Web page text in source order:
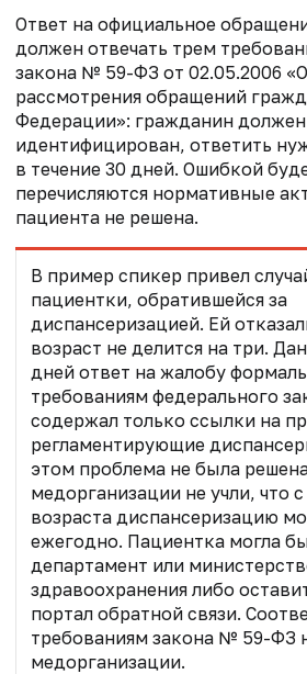
Ответ на официальное
должен отвечать трем
закона № 59-ФЗ от 02.05.2006
рассмотрения обращений
Федерации»: гражданин
идентифицирован, ответить
в течение 30 дней. Ошибкой
перечисляются нормативные
пациента не решена.
В пример спикер привел
пациентки, обратившейся за
диспансеризацией. Ей
возраст не делится на три.
дней ответ на жалобу
требованиям федерального
содержал только ссылки на
регламентирующие
этом проблема не была
медорганизации не учли, что
возраста диспансеризацию
ежегодно. Пациентка могла
департамент или
здравоохранения либо
портал обратной связи.
требованиям закона № 59-ФЗ
медорганизации.